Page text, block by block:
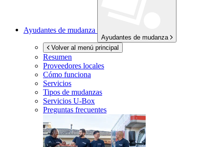
Ayudantes de mudanza
Ayudantes de mudanza
Volver al menú principal
Resumen
Proveedores locales
Cómo funciona
Servicios
Tipos de mudanzas
Servicios U-Box
Preguntas frecuentes